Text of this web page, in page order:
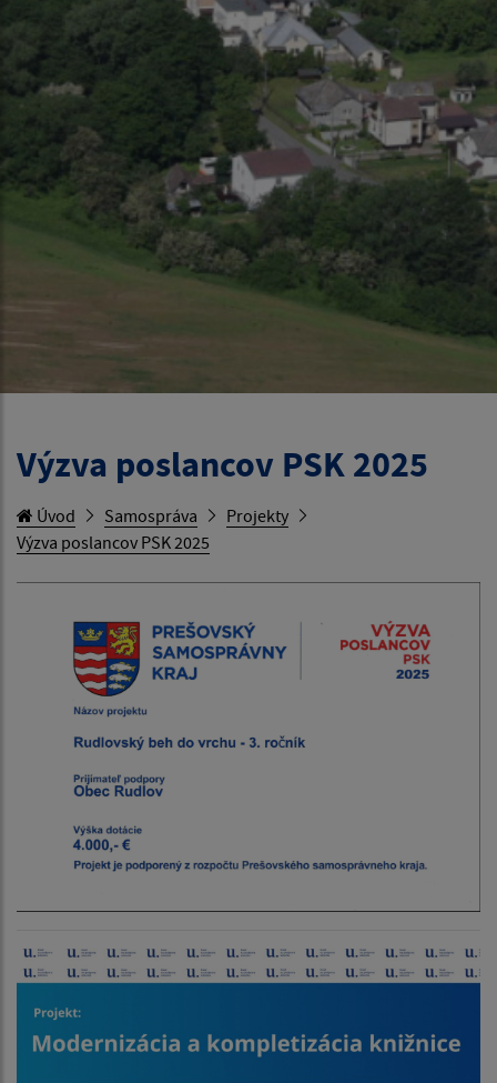
Výzva poslancov PSK 2025
Úvod Samospráva
Projekty
Výzva poslancov PSK 2025